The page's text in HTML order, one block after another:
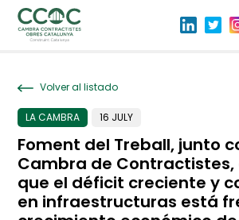
Volver al listado
LA CAMBRA 16 JULY
Foment del Treball, junto
Cambra de Contractistes,
que el déficit creciente y
en infraestructuras está